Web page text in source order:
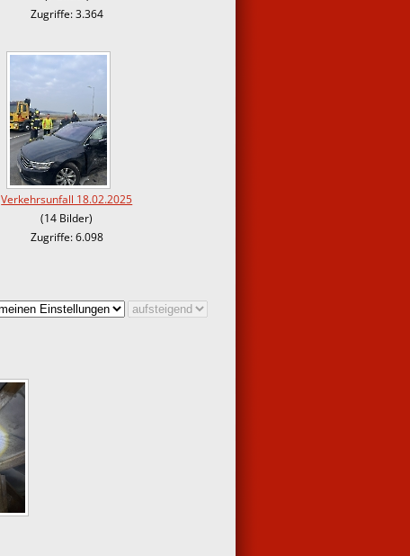
Zugriffe: 3.364
Verkehrsunfall 18.02.2025
(14 Bilder)
Zugriffe: 6.098